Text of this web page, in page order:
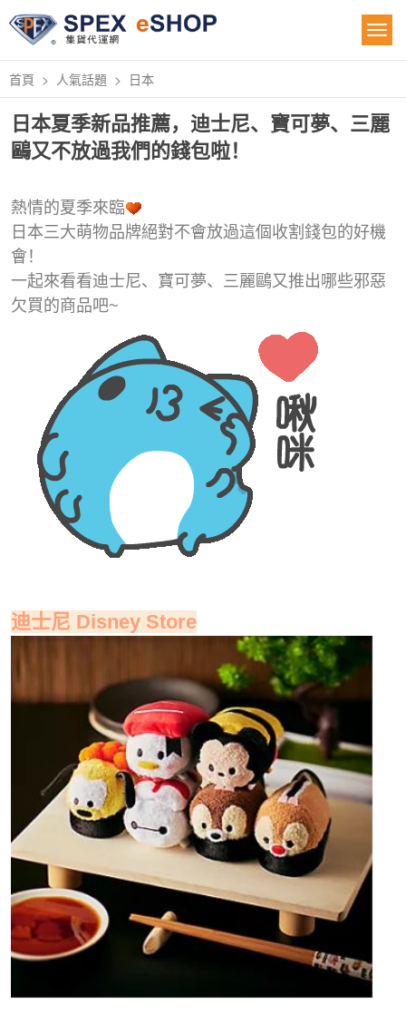
首頁 人氣話題 日本
日本夏季新品推薦，迪士尼、寶可夢、三麗
鷗又不放過我們的錢包啦！
熱情的夏季來臨
日本三大萌物品牌絕對不會放過這個收割錢包的好機
會！
一起來看看迪士尼、寶可夢、三麗鷗又推出哪些邪惡
欠買的商品吧~
迪士尼 Disney Store